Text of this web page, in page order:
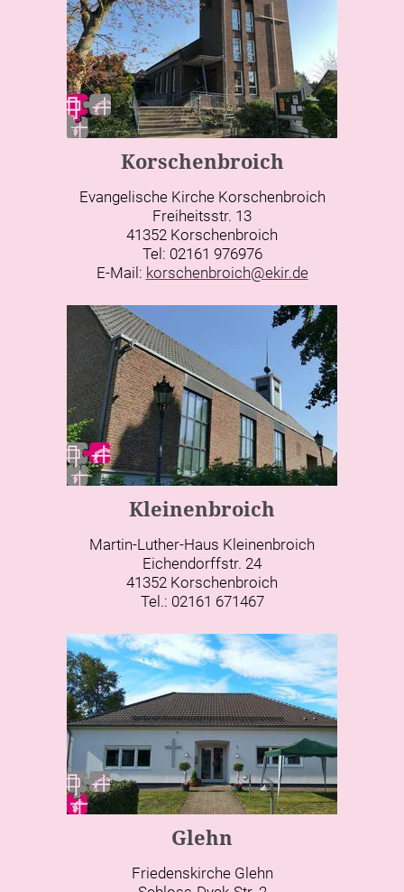
Korschenbroich
Evangelische Kirche Korschenbroich
Freiheitsstr. 13
41352 Korschenbroich
Tel: 02161 976976
E-Mail: korschenbroich@ekir.de
Kleinenbroich
Martin-Luther-Haus Kleinenbroich
Eichendorffstr. 24
41352 Korschenbroich
Tel.: 02161 671467
Glehn
Friedenskirche Glehn